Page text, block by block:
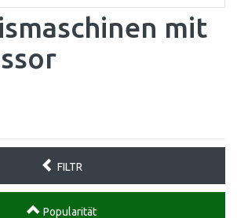
mit
FILTR
Popularität